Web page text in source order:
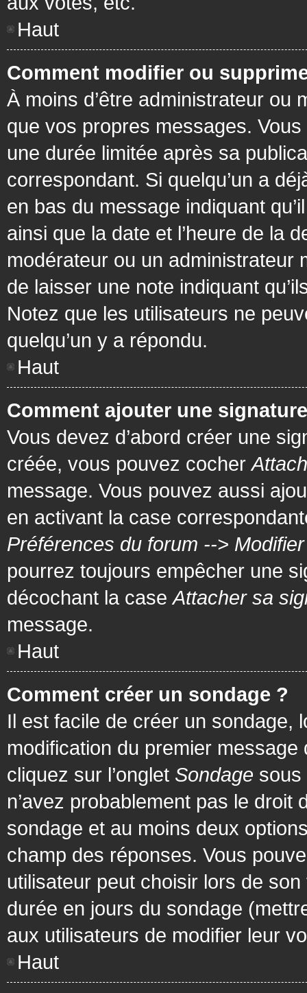
Haut
Comment modifier ou
À moins d’être administrateur ou
que vos propres messages.
une durée limitée après sa
correspondant. Si quelqu’un a
en bas du message indiquant
ainsi que la date et l’heure de la
modérateur ou un administrateur
de laisser une note indiquant
Notez que les utilisateurs ne
quelqu’un y a répondu.
Haut
Comment ajouter une
Vous devez d’abord créer une
créée, vous pouvez cocher
message. Vous pouvez aussi
en activant la case
Préférences du forum -->
pourrez toujours empêcher une
décochant la caseAttacher sa
message.
Haut
Comment créer un sondage ?
Il est facile de créer un sondage,
modification du premier
cliquez sur l’onglet Sondage sous
n’avez probablement pas le
sondage et au moins deux
champ des réponses. Vous
utilisateur peut choisir lors de
durée en jours du sondage
aux utilisateurs de modifier leur
Haut